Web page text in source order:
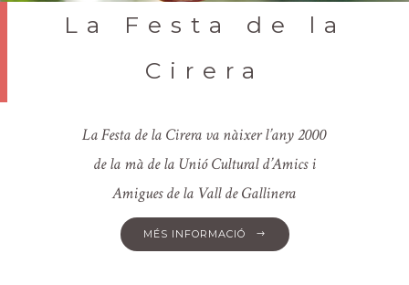
La Festa de la
Cirera
La Festa de la Cirera va nàixer l’any 2000
de la mà de la Unió Cultural d’Amics i
Amigues de la Vall de Gallinera
MÉS INFORMACIÓ